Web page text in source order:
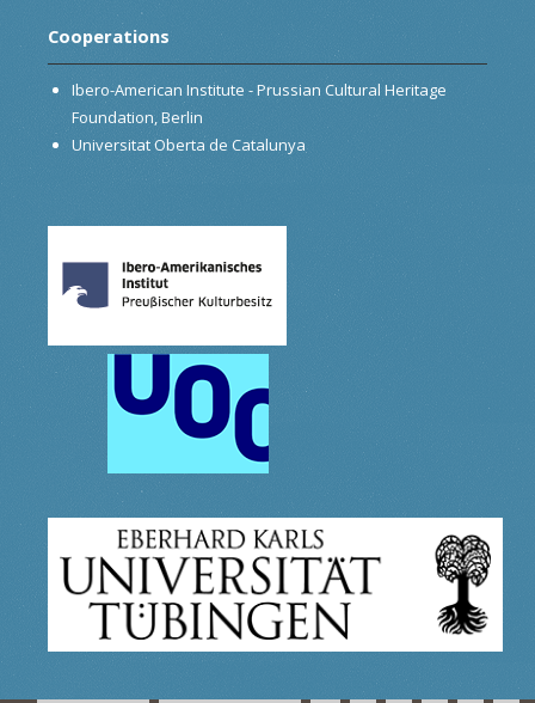
Cooperations
Ibero-American Institute - Prussian Cultural Heritage
Foundation, Berlin
Universitat Oberta de Catalunya